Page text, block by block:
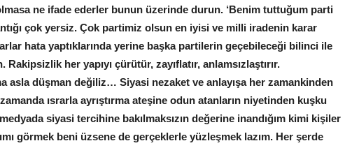
ne ifade ederler bunun üzerinde durun. ‘Benim tuttuğum parti
çok yersiz. Çok partimiz olsun en iyisi ve milli iradenin karar
hata yaptıklarında yerine başka partilerin geçebileceği bilinci ile
her yapıyı çürütür, zayıflatır, anlamsızlaştırır.
asla düşman değiliz… Siyasi nezaket ve anlayışa her zamankinden
ısrarla ayrıştırma ateşine odun atanların niyetinden kuşku
siyasi tercihine bakılmaksızın değerine inandığım kimi kişiler
görmek beni üzsene de gerçeklerle yüzleşmek lazım. Her şerde